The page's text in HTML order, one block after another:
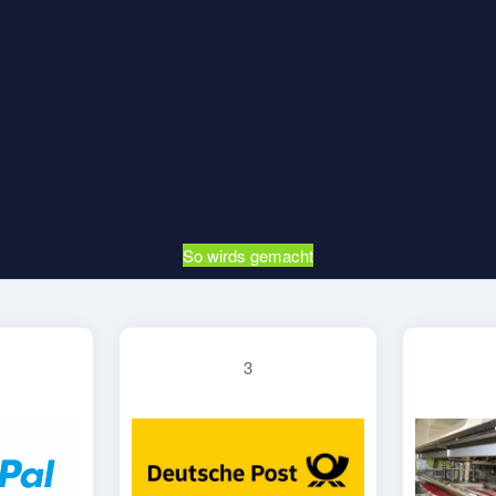
So wirds gemacht
3